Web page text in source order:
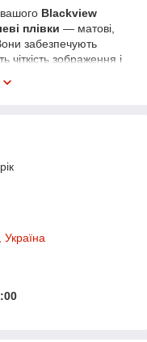
Blackview
плівки — матові,
забезпечують
чіткість зображення і